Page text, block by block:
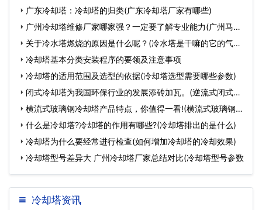
广东冷却塔：冷却塔的归类(广东冷却塔厂家有哪些)
广州冷却塔维修厂家哪家强？一定要了解专业能力(广州马利
冷却关于冷水塔燃烧的原因是什么呢？(冷水塔是干嘛的它的气有
毒吗
冷却塔基本分类安装程序的要领及注意事项
冷却塔的适用范围及选型的依据(冷却塔选型需要哪些参数)
闭式冷却塔为我国环保行业的发展添砖加瓦。(逆流式闭式冷
却 横流式玻璃钢冷却塔产品特点，你值得一看!(横流式玻璃钢冷
却 什么是冷却塔?冷却塔的作用有哪些?(冷却塔排出的是什么)
冷却塔为什么要经常进行检查(如何增加冷却塔的冷却效果)
冷却塔型号差异大 广州冷却塔厂家总结对比(冷却塔型号参数
冷却塔资讯